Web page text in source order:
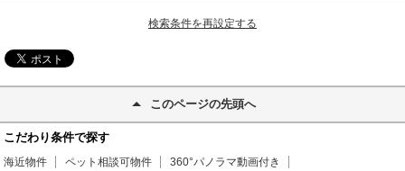
検索条件を再設定する
このページの先頭へ
こだわり条件で探す
海近物件 ペット相談可物件
360°パノラマ動画付き